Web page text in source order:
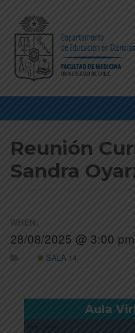
Reunión
Sandra
WHEN:
28/08/2025 @ 3:00
SALA 14
Aula